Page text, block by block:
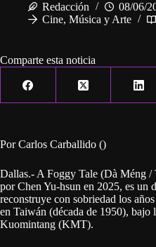
Redacción
08/06/
Cine, Música y Arte
Comparte esta noticia
Por Carlos Carballido ()
Dallas.- A Foggy Tale (Dà Méng /
por Chen Yu-hsun en 2025, es un
reconstruye con sobriedad los
en Taiwán (década de 1950), bajo
Kuomintang (KMT).